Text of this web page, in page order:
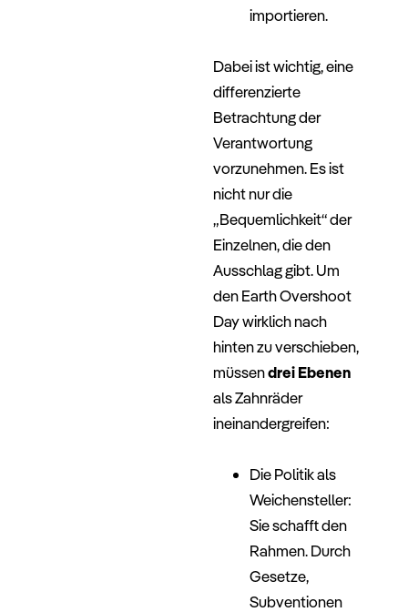
importieren.
Dabei ist wichtig, eine
differenzierte
Betrachtung der
Verantwortung
vorzunehmen. Es ist
nicht nur die
„Bequemlichkeit“ der
Einzelnen, die den
Ausschlag gibt. Um
den Earth Overshoot
Day wirklich nach
hinten zu verschieben,
müssendrei Ebenen
als Zahnräder
ineinandergreifen:
Die Politik als
Weichensteller:
Sie schafft den
Rahmen. Durch
Gesetze,
Subventionen